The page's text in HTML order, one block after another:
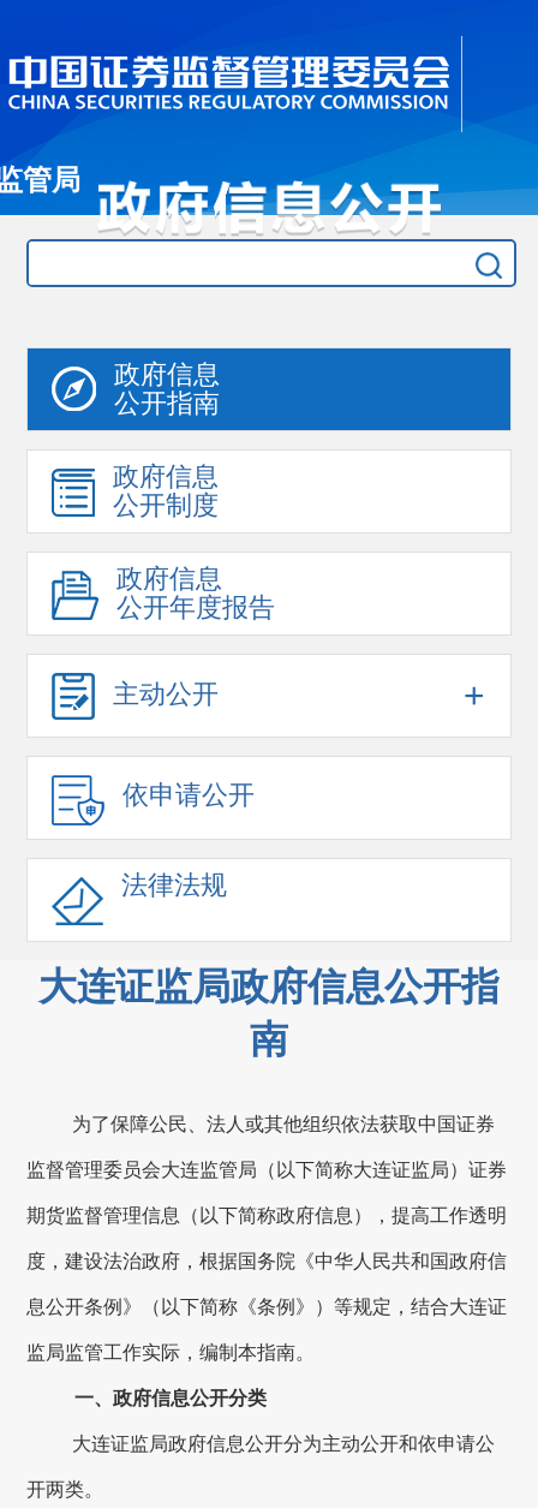
管局
政府信息
公开指南
政府信息
公开制度
政府信息
公开年度报告
主动公开 +
依申请公开
法律法规
大连证监局政府信息公开指
南
为了保障公民、法人或其他组织依法获取中国证券
监督管理委员会大连监管局（以下简称大连证监局）证券
期货监督管理信息（以下简称政府信息），提高工作透明
度，建设法治政府，根据国务院《中华人民共和国政府信
息公开条例》（以下简称《条例》）等规定，结合大连证
监局监管工作实际，编制本指南。
一、政府信息公开分类
大连证监局政府信息公开分为主动公开和依申请公
开两类。